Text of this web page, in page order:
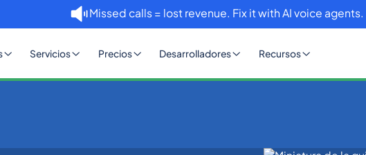
Missed calls = lost revenue. Fix it with AI voice agents.
Servicios Precios Desarrolladores Recursos